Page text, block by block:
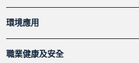
環境應用
職業健康及安全